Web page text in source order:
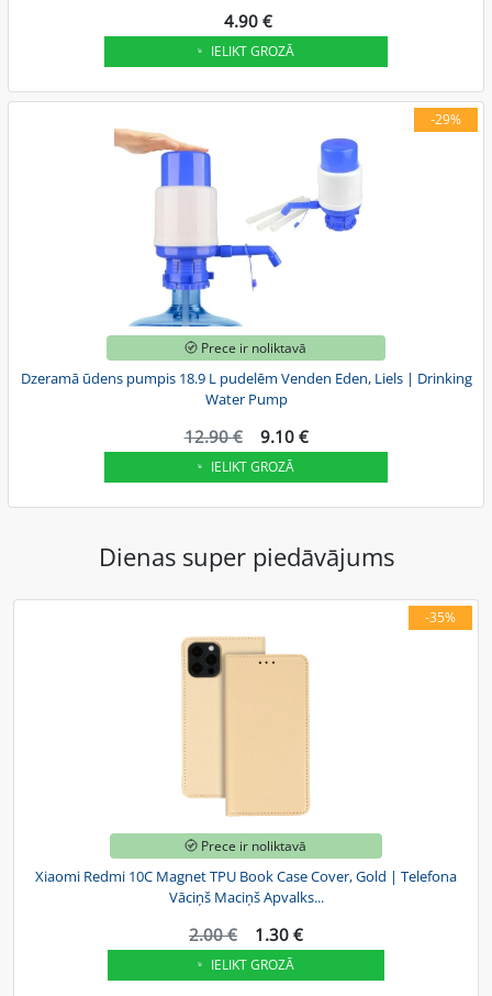
4.90 €
IELIKT GROZĀ
-29%
Prece ir noliktavā
Dzeramā ūdens pumpis 18.9 L pudelēm Venden Eden, Liels | Drinking
Water Pump
12.90 € 9.10 €
IELIKT GROZĀ
Dienas super piedāvājums
-35%
Prece ir noliktavā
Xiaomi Redmi 10C Magnet TPU Book Case Cover, Gold | Telefona
Vāciņš Maciņš Apvalks...
2.00 € 1.30 €
IELIKT GROZĀ